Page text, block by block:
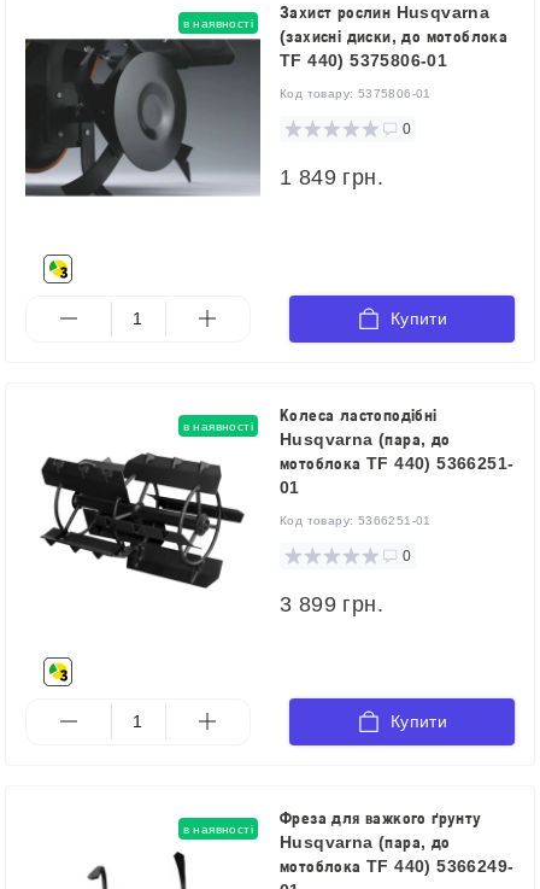
в наявності
Захист рослин Husqvarna
(захисні диски, до мотоблока
TF 440) 5375806-01
Код товару: 5375806-01
0
1 849 грн.
Купити
в наявності
Колеса ластоподібні
Husqvarna (пара, до
мотоблока TF 440) 5366251-
01
Код товару: 5366251-01
0
3 899 грн.
Купити
в наявності
Фреза для важкого ґрунту
Husqvarna (пара, до
мотоблока TF 440) 5366249-